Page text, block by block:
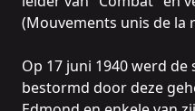
(Mouvements unis de la
Op 17 juni 1940 werd de
bestormd door deze